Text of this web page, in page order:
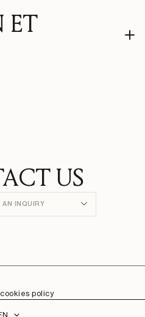
ET
US
AN INQUIRY
policy